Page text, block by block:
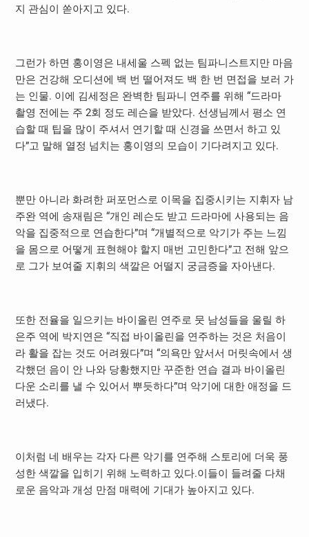
지 관심이 쏟아지고 있다.
그런가 하면 홍이영은 내세울 스펙 없는 팀파니스트지만 마음
만은 건강해 오디션에 백 번 떨어져도 백 한 번 면접을 보러 가
는 인물. 이에 김세정은 완벽한 팀파니 연주를 위해 “드라마
촬영 전에는 주 2회 정도 레슨을 받았다. 선생님께서 평소 연
습할 때 팁을 많이 주셔서 연기할 때 신경을 쓰면서 하고 있
다”고 말해 열정 넘치는 홍이영의 모습이 기다려지고 있다.
뿐만 아니라 화려한 퍼포먼스로 이목을 집중시키는 지휘자 남
주완 역에 송재림은 “개인 레슨도 받고 드라마에 사용되는 음
악을 집중적으로 연습한다”며 “개별적으로 악기가 주는 느낌
을 몸으로 어떻게 표현해야 할지 매번 고민한다”고 전해 앞으
로 그가 보여줄 지휘의 색깔은 어떨지 궁금증을 자아낸다.
또한 전율을 일으키는 바이올린 연주로 뭇 남성들을 울릴 하
은주 역에 박지연은 “직접 바이올린을 연주하는 것은 처음이
라 활을 잡는 것도 어려웠다”며 “의욕만 앞서서 머릿속에서 생
각했던 음이 안 나와 당황했지만 꾸준한 연습 결과 바이올린
다운 소리를 낼 수 있어서 뿌듯하다”며 악기에 대한 애정을 드
러냈다.
이처럼 네 배우는 각자 다른 악기를 연주해 스토리에 더욱 풍
성한 색깔을 입히기 위해 노력하고 있다.이들이 들려줄 다채
로운 음악과 개성 만점 매력에 기대가 높아지고 있다.